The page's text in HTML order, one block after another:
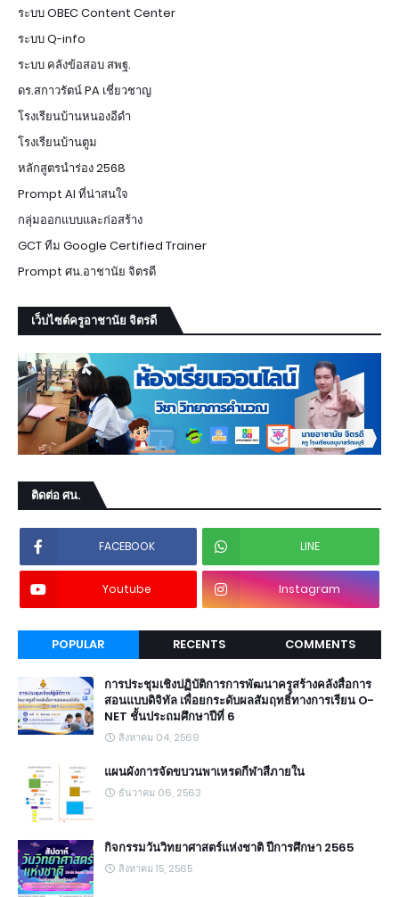
ระบบ OBEC Content Center
ระบบ Q-info
ระบบ คลังข้อสอบ สพฐ.
ดร.สกาวรัตน์ PA เชี่ยวชาญ
โรงเรียนบ้านหนองอีดำ
โรงเรียนบ้านตูม
หลักสูตรนำร่อง 2568
Prompt AI ที่น่าสนใจ
กลุ่มออกแบบและก่อสร้าง
GCT ทีม Google Certified Trainer
Prompt ศน.อาชานัย จิตรดี
เว็บไซต์ครูอาชานัย จิตรดี
ติดต่อ ศน.
FACEBOOK LINE
Youtube Instagram
POPULAR RECENTS COMMENTS
การประชุมเชิงปฏิบัติการการพัฒนาครูสร้างคลังสื่อการ
สอนแบบดิจิทัล เพื่อยกระดับผลสัมฤทธิ์ทางการเรียน O-
NET ชั้นประถมศึกษาปีที่ 6
สิงหาคม 04, 2569
แผนผังการจัดขบวนพาเหรดกีฬาสีภายใน
ธันวาคม 06, 2563
กิจกรรมวันวิทยาศาสตร์แห่งชาติ ปีการศึกษา 2565
สิงหาคม 15, 2565